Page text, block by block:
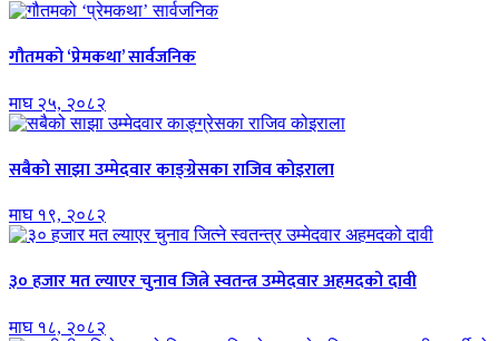
गौतमको ‘प्रेमकथा’ सार्वजनिक
माघ २५, २०८२
सबैको साझा उम्मेदवार काङ्ग्रेसका राजिव कोइराला
माघ १९, २०८२
३० हजार मत ल्याएर चुनाव जित्ने स्वतन्त्र उम्मेदवार अहमदको दावी
माघ १८, २०८२